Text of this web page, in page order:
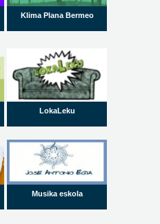
Klima Plana Bermeo
LokaLeku
Musika eskola